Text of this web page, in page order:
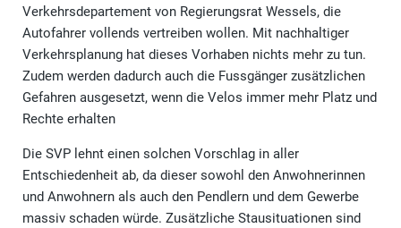
Verkehrsdepartement von Regierungsrat Wessels, die
Autofahrer vollends vertreiben wollen. Mit nachhaltiger
Verkehrsplanung hat dieses Vorhaben nichts mehr zu tun.
Zudem werden dadurch auch die Fussgänger zusätzlichen
Gefahren ausgesetzt, wenn die Velos immer mehr Platz und
Rechte erhalten
Die SVP lehnt einen solchen Vorschlag in aller
Entschiedenheit ab, da dieser sowohl den Anwohnerinnen
und Anwohnern als auch den Pendlern und dem Gewerbe
massiv schaden würde. Zusätzliche Stausituationen sind